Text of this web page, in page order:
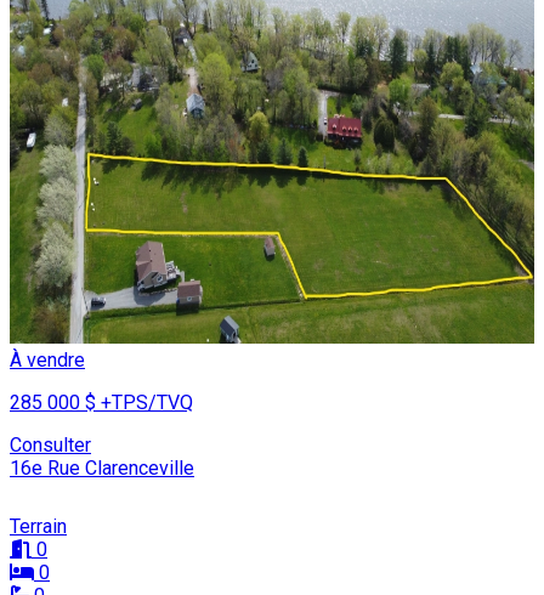
À vendre
285 000 $ +TPS/TVQ
Consulter
16e Rue Clarenceville
Terrain
0
0